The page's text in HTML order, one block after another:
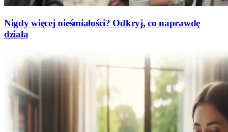
Nigdy więcej nieśmiałości? Odkryj, co naprawdę
działa